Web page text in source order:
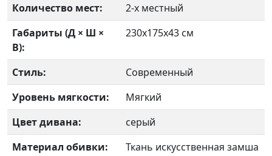
Количество мест:
2-х местный
Габариты (Д × Ш ×
В):
230х175х43 см
Стиль:
Современный
Уровень мягкости:
Мягкий
Цвет дивана:
серый
Материал обивки:
Ткань искусственная замша